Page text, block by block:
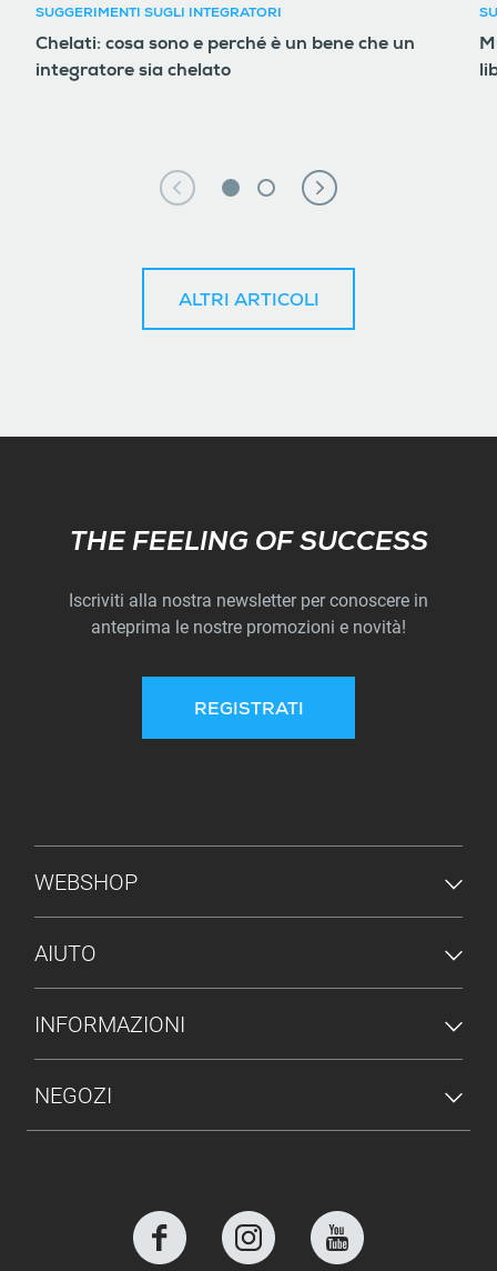
SUGGERIMENTI SUGLI INTEGRATORI
Chelati: cosa sono e perché è un bene che un
integratore sia chelato
ALTRI ARTICOLI
Subscribe
THE FEELING OF SUCCESS
Iscriviti alla nostra newsletter per conoscere in
anteprima le nostre promozioni e novità!
REGISTRATI
MENU PIÈ DI PAGINA
WEBSHOP
AIUTO
INFORMAZIONI
NEGOZI